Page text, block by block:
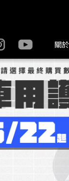
關